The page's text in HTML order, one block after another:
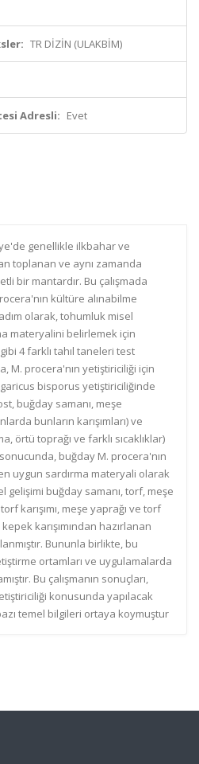
TR DİZİN (ULAKBİM)
Adresli: Evet
genellikle ilkbahar ve
toplanan ve aynı zamanda
bir mantardır. Bu çalışmada
kültüre alınabilme
adım olarak, tohumluk misel
materyalini belirlemek için
4 farklı tahıl taneleri test
M. procera'nın yetiştiriciliği için
bisporus yetiştiriciliğinde
buğday samanı, meşe
bunların karışımları) ve
örtü toprağı ve farklı sıcaklıklar)
buğday M. procera'nın
uygun sardırma materyali olarak
gelişimi buğday samanı, torf, meşe
karışımı, meşe yaprağı ve torf
kepek karışımından hazırlanan
Bununla birlikte, bu
ortamları ve uygulamalarda
Bu çalışmanın sonuçları,
konusunda yapılacak
temel bilgileri ortaya koymuştur